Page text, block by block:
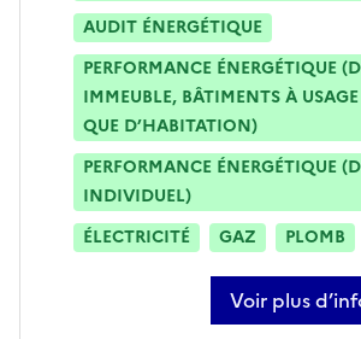
AUDIT ÉNERGÉTIQUE
PERFORMANCE ÉNERGÉTIQUE
IMMEUBLE, BÂTIMENTS À
QUE D’HABITATION)
PERFORMANCE ÉNERGÉTIQUE
INDIVIDUEL)
ÉLECTRICITÉ
GAZ PLOMB
Voir plus
sur mehmet